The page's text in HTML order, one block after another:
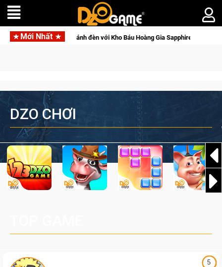
Mới Nhất
sẽ lộng lẫy ánh đèn với Kho Báu Hoàng Gia Sapphire Neon Punk
DZO CHƠI
5